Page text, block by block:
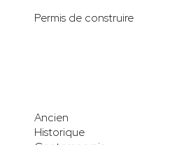
Permis de construire
Ancien
Historique